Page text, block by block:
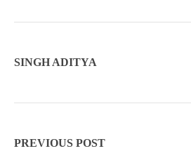
SINGH ADITYA
PREVIOUS POST